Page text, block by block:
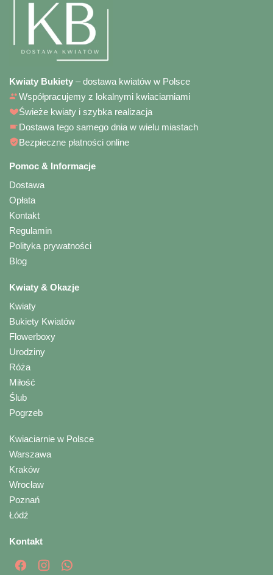
Kwiaty Bukiety – dostawa kwiatów w Polsce
Współpracujemy z lokalnymi kwiaciarniami
Świeże kwiaty i szybka realizacja
Dostawa tego samego dnia w wielu miastach
Bezpieczne płatności online
Pomoc & Informacje
Dostawa
Opłata
Kontakt
Regulamin
Polityka prywatności
Blog
Kwiaty & Okazje
Kwiaty
Bukiety Kwiatów
Flowerboxy
Urodziny
Róża
Miłość
Ślub
Pogrzeb
Kwiaciarnie w Polsce
Warszawa
Kraków
Wrocław
Poznań
Łódź
Kontakt